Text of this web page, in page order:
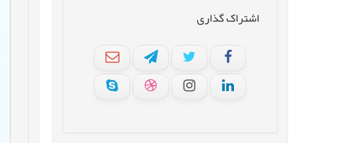
اشتراک گذاری